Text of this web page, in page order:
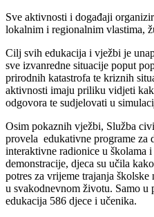
Sve aktivnosti i događaji
lokalnim i regionalnim vlastima,
Cilj svih edukacija i vježbi je
sve izvanredne situacije poput
prirodnih katastrofa te kriznih
aktivnosti imaju priliku vidjeti
odgovora te sudjelovati u
Osim pokaznih vježbi, Služba
provela edukativne programe za
interaktivne radionice u školama
demonstracije, djeca su učila
potres za vrijeme trajanja
u svakodnevnom životu. Samo
edukacija 586 djece i učenika.